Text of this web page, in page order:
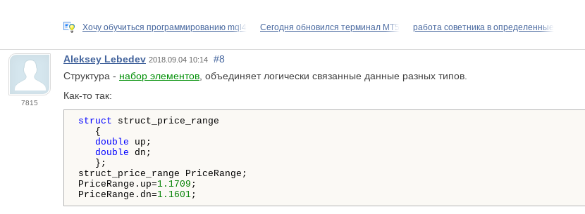
Хочу обучиться программированию mql4 Сегодня обновился терминал МТ5 работа советника в определенные
7815
Aleksey Lebedev 2018.09.04 10:14
#8
Структура - набор элементов , объединяет логически связанные данные разных типов.
Как-то так:
struct struct_price_range
{
double up;
double dn;
};
struct_price_range PriceRange;
PriceRange.up=1.1709 ;
PriceRange.dn=1.1601;